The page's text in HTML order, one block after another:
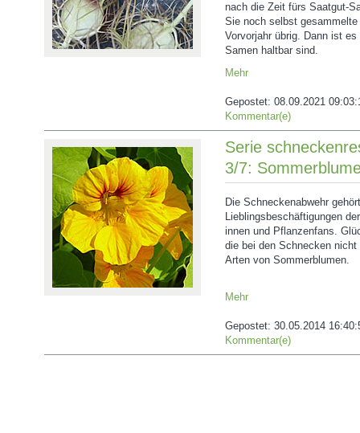
nach die Zeit fürs Saatgut-
Sie noch selbst
Vorvorjahr übrig. Dann ist
Samen haltbar sind.
Mehr
Gepostet: 08.09.2021
Kommentar(e)
Serie
3/7:
Die Schneckenabwehr
Lieblingsbeschäftigungen
innen und Pflanzenfans.
die bei den Schnecken
Arten von Sommerblumen.
Mehr
Gepostet: 30.05.2014
Kommentar(e)